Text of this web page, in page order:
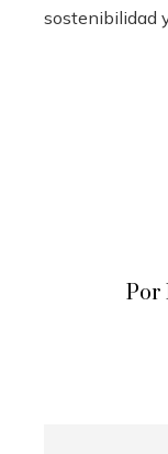
sostenibilidad
Por